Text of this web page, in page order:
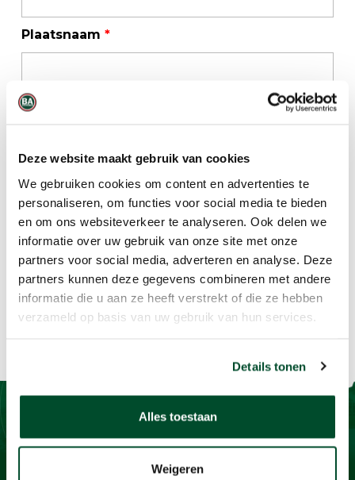
Deze website maakt gebruik van cookies
We gebruiken cookies om content en advertenties te
personaliseren, om functies voor social media te bieden
en om ons websiteverkeer te analyseren. Ook delen we
informatie over uw gebruik van onze site met onze
partners voor social media, adverteren en analyse. Deze
partners kunnen deze gegevens combineren met andere
informatie die u aan ze heeft verstrekt of die ze hebben
verzameld op basis van uw gebruik van hun services.
Details tonen
Alles toestaan
Weigeren
Plaatsnaam *
Telefoonnummer
E-mailadres*
Contact
BaSystemen BV